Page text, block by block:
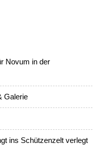
Novum in der
Galerie
ins Schützenzelt verlegt